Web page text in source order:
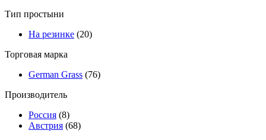
Тип простыни
На резинке (20)
Торговая марка
German Grass (76)
Производитель
Россия (8)
Австрия (68)